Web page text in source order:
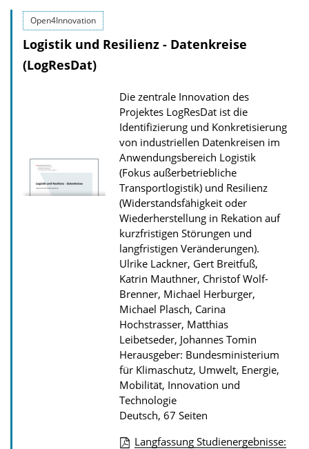
o
s
z
u
r
P
u
b
l
i
k
a
t
i
o
n
Open4Innovation
Logistik und Resilienz - Datenkreise
(LogResDat)
Die zentrale Innovation des
Projektes LogResDat ist die
Identifizierung und Konkretisierung
von industriellen Datenkreisen im
Anwendungsbereich Logistik
(Fokus außerbetriebliche
Transportlogistik) und Resilienz
(Widerstandsfähigkeit oder
Wiederherstellung in Rekation auf
kurzfristigen Störungen und
langfristigen Veränderungen).
Ulrike Lackner, Gert Breitfuß,
Katrin Mauthner, Christof Wolf-
Brenner, Michael Herburger,
Michael Plasch, Carina
Hochstrasser, Matthias
Leibetseder, Johannes Tomin
Herausgeber: Bundesministerium
für Klimaschutz, Umwelt, Energie,
Mobilität, Innovation und
Technologie
Deutsch, 67 Seiten
Langfassung Studienergebnisse: